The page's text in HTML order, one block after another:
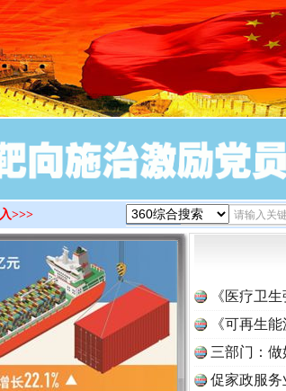
>>>
《医疗卫
《可再生
三部门：
促家政服务